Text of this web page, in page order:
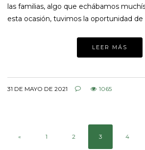
las familias, algo que echábamos
esta ocasión, tuvimos la oportunidad
LEER MÁS
31 DE MAYO DE 2021 1065
« 1 2 3 4